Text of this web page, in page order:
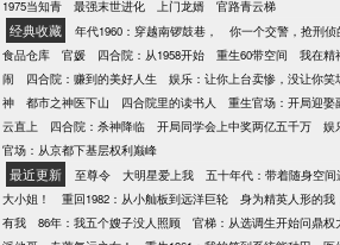
1975当知青
最强末世进化 上门龙婿 官路青云梯
经典收藏 年代1960：穿越南锣鼓巷， 你一个交警，抢刑
食品仓库
官媛 四合院：从1958开始 重生60带空间 我在精
闹
四合院：赚到的美好人生 娱乐：让你上台卖惨，没让你笑
神
都市之神医下山 四合院里的读书人 重生官场：开局迎娶
云直上
四合院：杀神降临 开局同学会上中奖两亿五千万 娱
官场：从京都下基层权利巅峰
最近更新 至尊令 大明星爱上我 五十年代：带着随身空
大小姐！
重回1982：从小舢板到远洋巨轮 身为精英人形的我
有我
86年：我五个嫂子没人照顾 官梯：从选调生开始问鼎权